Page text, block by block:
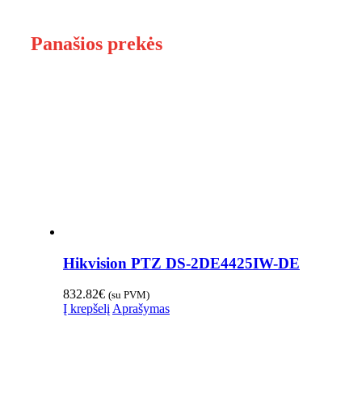
Panašios prekės
Hikvision PTZ DS-2DE4425IW-DE
832.82€ (su PVM)
Į krepšelį Aprašymas